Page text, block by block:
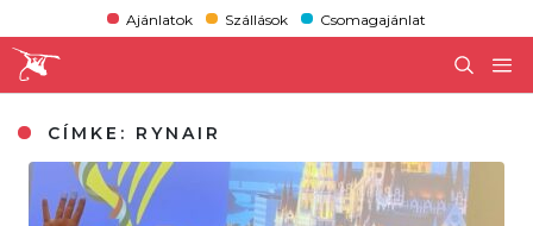
Ajánlatok Szállások Csomagajánlat
CÍMKE: RYNAIR